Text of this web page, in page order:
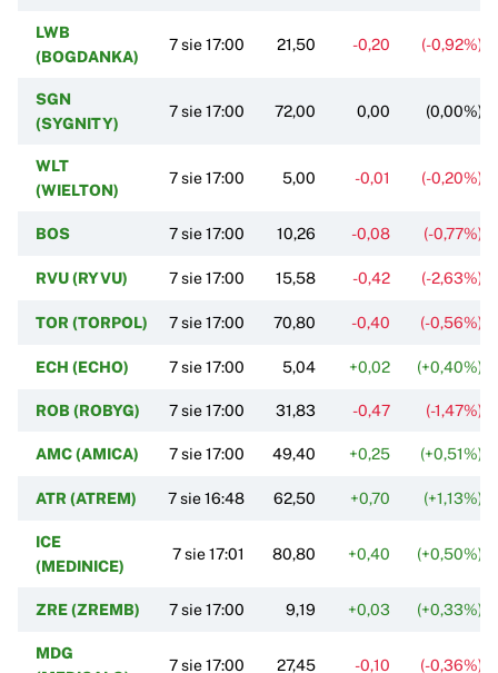
LWB
(BOGDANKA)
7 sie 17:00 21,50 -0,20 (-0,92%)
SGN
(SYGNITY)
7 sie 17:00 72,00 0,00 (0,00%)
WLT
(WIELTON)
7 sie 17:00 5,00 -0,01 (-0,20%)
BOS 7 sie 17:00 10,26 -0,08 (-0,77%)
RVU (RYVU) 7 sie 17:00 15,58 -0,42 (-2,63%)
TOR (TORPOL) 7 sie 17:00 70,80 -0,40 (-0,56%)
ECH (ECHO) 7 sie 17:00 5,04 +0,02 (+0,40%)
ROB (ROBYG) 7 sie 17:00 31,83 -0,47 (-1,47%)
AMC (AMICA) 7 sie 17:00 49,40 +0,25 (+0,51%)
ATR (ATREM) 7 sie 16:48 62,50 +0,70 (+1,13%)
ICE
(MEDINICE)
7 sie 17:01 80,80 +0,40 (+0,50%)
ZRE (ZREMB) 7 sie 17:00 9,19 +0,03 (+0,33%)
MDG
7 sie 17:00 27,45 -0,10 (-0,36%)